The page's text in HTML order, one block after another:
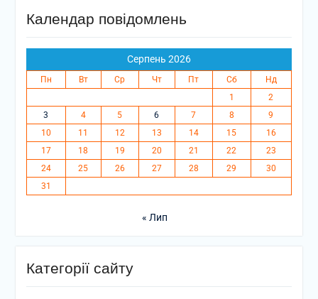
Календар повідомлень
Серпень 2026
Пн Вт Ср Чт Пт Сб
Нд
1
2
3
4 5 6 7 8
9
10
11 12 13 14 15
16
17
18 19 20 21 22
23
24
25 26 27 28 29
30
31
« Лип
Категорії сайту